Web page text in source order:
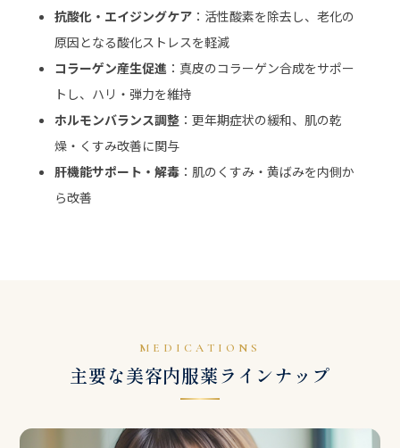
抗酸化・エイジングケア：活性酸素を除去し、老化の
原因となる酸化ストレスを軽減
コラーゲン産生促進 ：真皮のコラーゲン合成をサポー
トし、ハリ・弾力を維持
ホルモンバランス調整：更年期症状の緩和、肌の乾
燥・くすみ改善に関与
肝機能サポート・解毒：肌のくすみ・黄ばみを内側か
ら改善
MEDICATIONS
主要な美容内服薬ラインナップ